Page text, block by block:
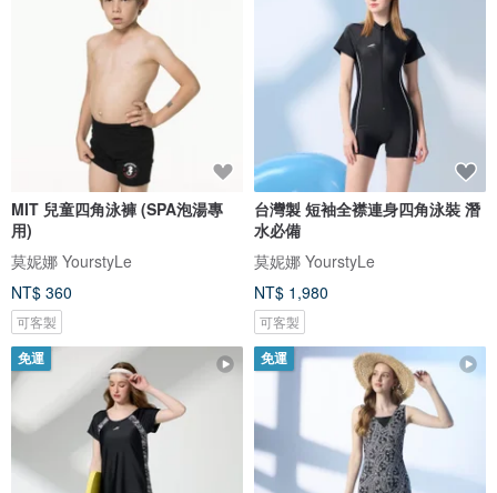
MIT 兒童四角泳褲 (SPA泡湯專
用)
莫妮娜 YourstyLe
NT$ 360
可客製
台灣製 短袖全襟連身四角泳裝 潛
水必備
莫妮娜 YourstyLe
NT$ 1,980
可客製
免運 免運